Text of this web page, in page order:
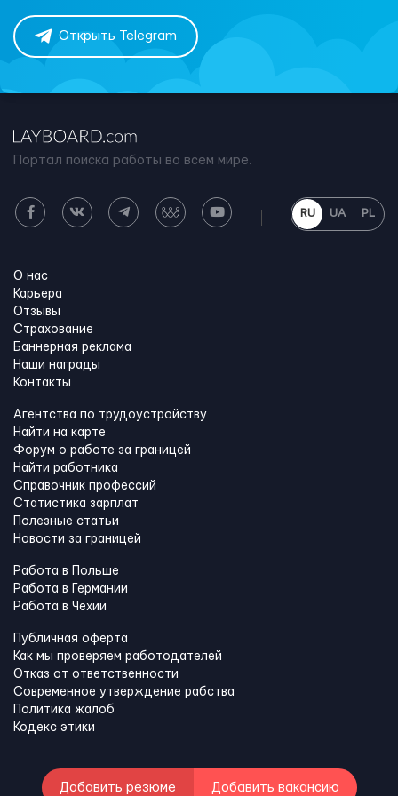
Открыть Telegram
Портал поиска работы во всем мире.
RU UA PL
О нас
Карьера
Отзывы
Страхование
Баннерная реклама
Наши награды
Контакты
Агентства по трудоустройству
Найти на карте
Форум о работе за границей
Найти работника
Справочник профессий
Статистика зарплат
Полезные статьи
Новости за границей
Работа в Польше
Работа в Германии
Работа в Чехии
Публичная оферта
Как мы проверяем работодателей
Отказ от ответственности
Современное утверждение рабства
Политика жалоб
Кодекс этики
Добавить резюме Добавить вакансию